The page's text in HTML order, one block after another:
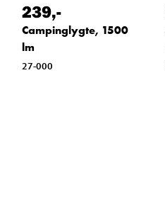
239,-
Campinglygte, 1500
lm
27-000